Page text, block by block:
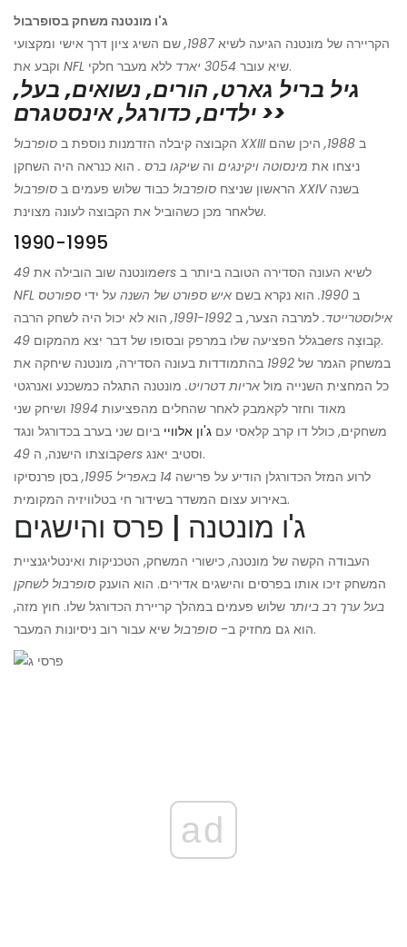
ג'ו מונטנה משחק בסופרבול
הקריירה של מונטנה הגיעה לשיא 1987, שם השיג ציון דרך אישי ומקצועי
NFL שיא עובר 3054 יארד ללא מעבר חלקי.
גיל בריל גארט, הורים, נשואים, בעל,
ילדים, כדורגל, אינסטגרם >>
הקבוצה קיבלה הזדמנות נוספת ב סופרבול XXIII ב 1988, היכן שהם
ניצחו את מינסוטה ויקינגים וה שיקגו ברס . הוא כנראה היה השחקן
הראשון שניצח סופרבול כבוד שלוש פעמים ב סופרבול XXIV בשנה
שלאחר מכן כשהוביל את הקבוצה לעונה מצוינת.
1990-1995
מונטנה שוב הובילה את49ers לשיא העונה הסדירה הטובה ביותר ב
NFL
ב 1990. הוא נקרא בשם איש ספורט של השנה על ידי ספורטס
אילוסטרייטד. למרבה הצער, ב 1991-1992, הוא לא יכול היה לשחק הרבה
בגלל הפציעה שלו במרפק ובסופו של דבר יצא מהמקום49ers
קְבוּצָה.
במשחק הגמר של 1992 בהתמודדות בעונה הסדירה, מונטנה שיחקה את
כל המחצית השנייה מול אריות דטרויט. מונטנה התגלה כמשכנע ואנרגטי
מאוד וחזר לקאמבק לאחר שהחלים מהפציעות 1994 ושיחק שני
משחקים, כולל דו קרב קלאסי עם ג'ון אלוויי ביום שני בערב בכדורגל ונגד
קבוצתו הישנה, ​​ה49ers
וסטיב יאנג.
לרוע המזל הכדורגלן הודיע ​​על פרישה 14 באפריל 1995,
בסן פרנסיקו
באירוע עצום המשדר בשידור חי בטלוויזיה המקומית.
ג'ו מונטנה | פרס והישגים
העבודה הקשה של מונטנה, כישורי המשחק, הטכניקות ואינטליגנציית
המשחק זיכו אותו בפרסים והישגים אדירים. הוא הוענק סופרבול לשחקן
בעל ערך רב ביותר שלוש פעמים במהלך קריירת הכדורגל שלו. חוץ מזה,
הוא גם מחזיק ב- סופרבול שיא עבור רוב ניסיונות המעבר.
ad